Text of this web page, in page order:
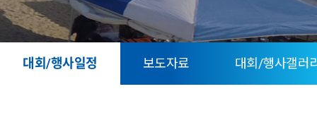
열기
대회/행사일정 보도자료 대회/행사갤러